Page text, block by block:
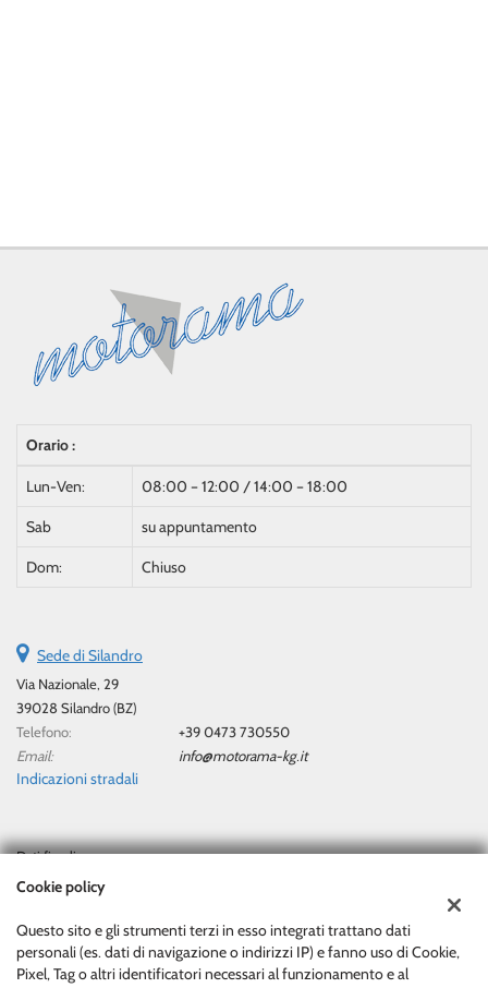
Orario :
Lun-Ven: 08:00 – 12:00 / 14:00 – 18:00
Sab su appuntamento
Dom: Chiuso
Sede di Silandro
Via Nazionale, 29
39028 Silandro (BZ)
Telefono:
+39 0473 730550
Email:
info@motorama-kg.it
Indicazioni stradali
Dati fiscali:
Motorama Di Marx Berthold & Co. Kg/Sas
C.F/P.IVA:00717840219
Registro delle imprese:BZ
Cookie policy
Questo sito e gli strumenti terzi in esso integrati trattano dati
personali (es. dati di navigazione o indirizzi IP) e fanno uso di Cookie,
Pixel, Tag o altri identificatori necessari al funzionamento e al